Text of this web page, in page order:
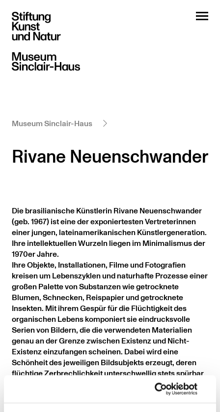
Museum Sinclair-Haus
Rivane Neuenschwander
Die brasilianische Künstlerin Rivane Neuenschwander
(geb. 1967) ist eine der exponiertesten Vertreterinnen
einer jungen, lateinamerikanischen Künstlergeneration.
Ihre intellektuellen Wurzeln liegen im Minimalismus der
1970er Jahre.
Ihre Objekte, Installationen, Filme und Fotografien
kreisen um Lebenszyklen und naturhafte Prozesse einer
großen Palette von Substanzen wie getrocknete
Blumen, Schnecken, Reispapier und getrocknete
Insekten. Mit ihrem Gespür für die Flüchtigkeit des
organischen Lebens komponiert sie eindrucksvolle
Serien von Bildern, die die verwendeten Materialien
genau an der Grenze zwischen Existenz und Nicht-
Existenz einzufangen scheinen. Dabei wird eine
Schönheit des jeweiligen Bildsubjekts erzeugt, deren
flüchtige Zerbrechlichkeit unterschwellig stets spürbar
bleibt. Durch ihre starke Konzentration auf die formalen
Aspekte der Kompositionen sind ihre Arbeiten eng mit
einer minimalistischen Ästhetik verbunden. Zugleich